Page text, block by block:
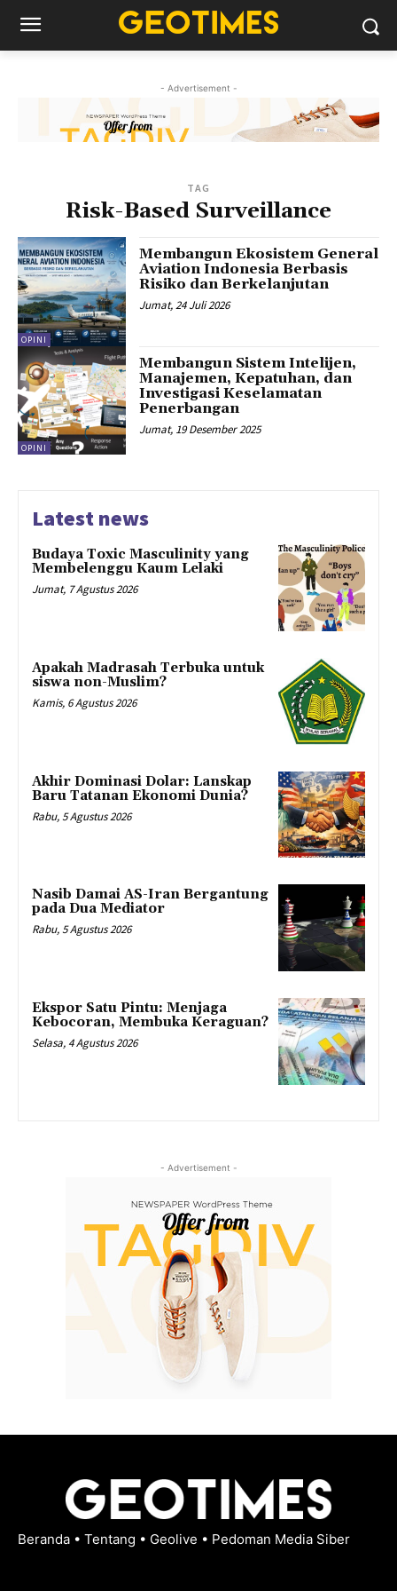
- Advertisement -
TAG
Risk-Based Surveillance
OPINI
Membangun Ekosistem General
Aviation Indonesia Berbasis
Risiko dan Berkelanjutan
Jumat, 24 Juli 2026
OPINI
Membangun Sistem Intelijen,
Manajemen, Kepatuhan, dan
Investigasi Keselamatan
Penerbangan
Jumat, 19 Desember 2025
Latest news
Budaya Toxic Masculinity yang
Membelenggu Kaum Lelaki
Jumat, 7 Agustus 2026
Apakah Madrasah Terbuka untuk
siswa non-Muslim?
Kamis, 6 Agustus 2026
Akhir Dominasi Dolar: Lanskap
Baru Tatanan Ekonomi Dunia?
Rabu, 5 Agustus 2026
Nasib Damai AS-Iran Bergantung
pada Dua Mediator
Rabu, 5 Agustus 2026
Ekspor Satu Pintu: Menjaga
Kebocoran, Membuka Keraguan?
Selasa, 4 Agustus 2026
- Advertisement -
Beranda • Tentang • Geolive • Pedoman Media Siber